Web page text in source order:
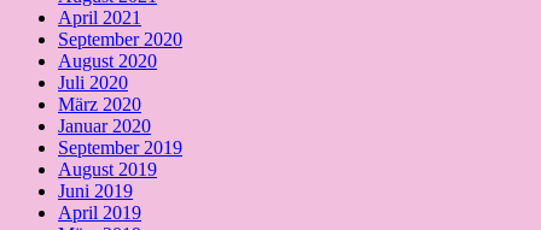
April 2021
September 2020
August 2020
Juli 2020
März 2020
Januar 2020
September 2019
August 2019
Juni 2019
April 2019